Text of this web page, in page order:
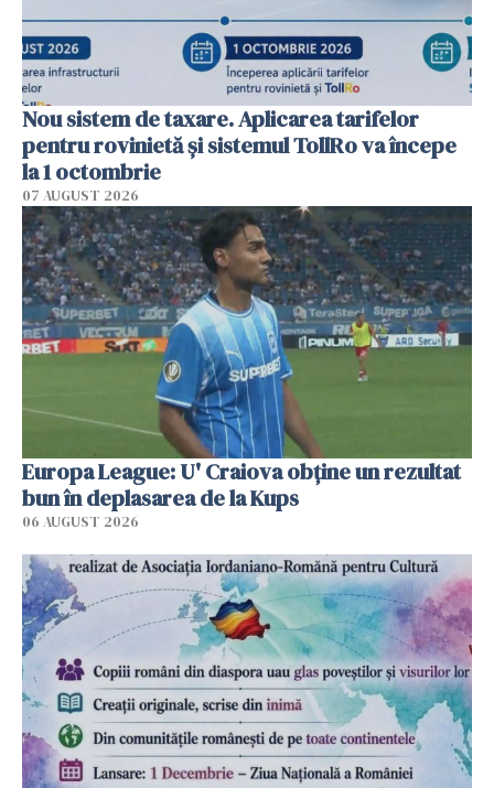
Nou sistem de taxare. Aplicarea tarifelor
pentru rovinietă şi sistemul TollRo va începe
la 1 octombrie
07 AUGUST 2026
Europa League: U' Craiova obține un rezultat
bun în deplasarea de la Kups
06 AUGUST 2026